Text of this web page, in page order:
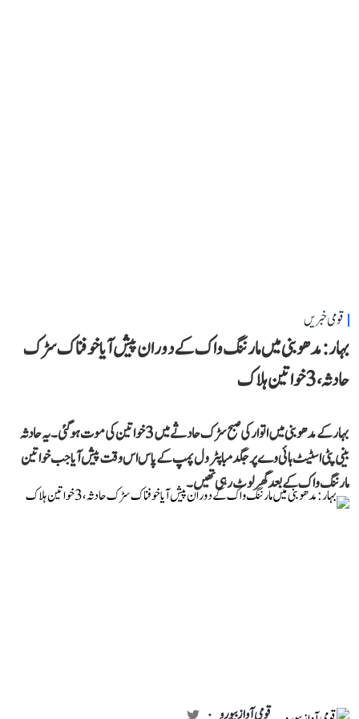
قومی خبریں
بہار: مدھوبنی میں مارننگ واک کے دوران پیش آیا خوفناک سڑک
حادثہ، 3 خواتین ہلاک
بہار کے مدھوبنی میں اتوار کی صبح سڑک حادثے میں 3 خواتین کی موت ہو گئی۔ یہ حادثہ
بینی پٹی اسٹیٹ ہائی وے پر جگدمبا پٹرول پمپ کے پاس اس وقت پیش آیا جب خواتین
مارننگ واک کے بعد گھر لوٹ رہی تھیں۔